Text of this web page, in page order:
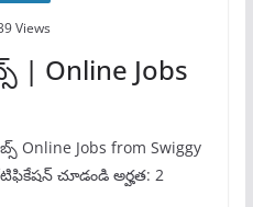
Views
| Online Jobs
Online Jobs from Swiggy
చూడండి అర్హత: 2